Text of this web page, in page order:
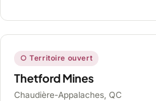
○ Territoire ouvert
Thetford Mines
Chaudière-Appalaches, QC